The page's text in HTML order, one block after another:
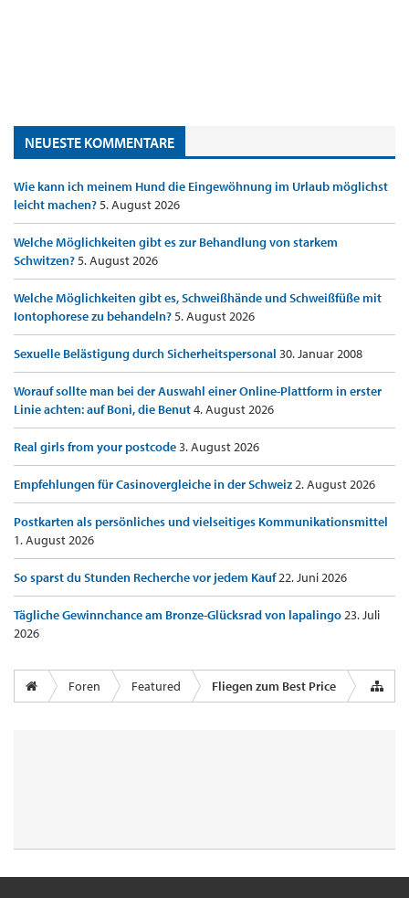
NEUESTE KOMMENTARE
Wie kann ich meinem Hund die Eingewöhnung im Urlaub möglichst
leicht machen?5. August 2026
Welche Möglichkeiten gibt es zur Behandlung von starkem
Schwitzen?5. August 2026
Welche Möglichkeiten gibt es, Schweißhände und Schweißfüße mit
Iontophorese zu behandeln?5. August 2026
Sexuelle Belästigung durch Sicherheitspersonal 30. Januar 2008
Worauf sollte man bei der Auswahl einer Online-Plattform in erster
Linie achten: auf Boni, die Benut4. August 2026
Real girls from your postcode3. August 2026
Empfehlungen für Casinovergleiche in der Schweiz2. August 2026
Postkarten als persönliches und vielseitiges Kommunikationsmittel
1. August 2026
So sparst du Stunden Recherche vor jedem Kauf22. Juni 2026
Tägliche Gewinnchance am Bronze-Glücksrad von lapalingo23. Juli
2026
Foren Featured Fliegen zum Best Price